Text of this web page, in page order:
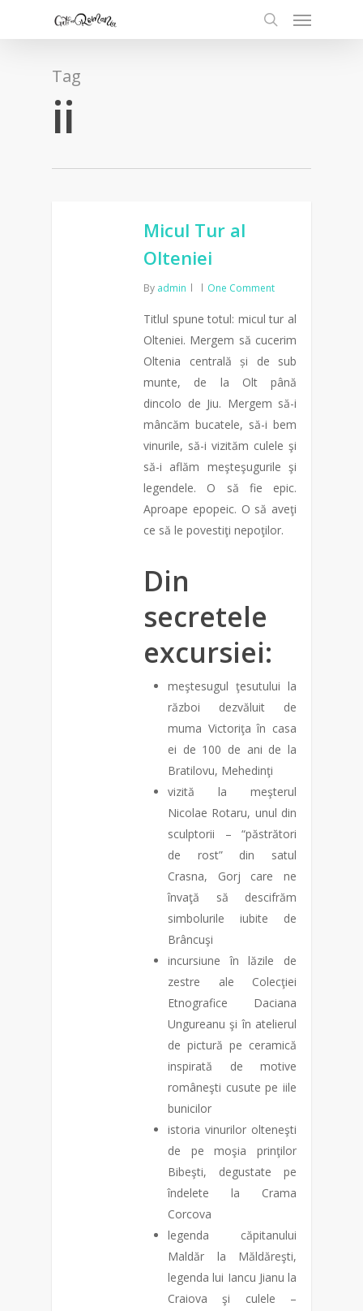
Tag
ii
Micul Tur al
Olteniei
By admin One Comment
Titlul spune totul: micul tur al
Olteniei. Mergem să cucerim
Oltenia centrală și de sub
munte, de la Olt până
dincolo de Jiu. Mergem să-i
mâncăm bucatele, să-i bem
vinurile, să-i vizităm culele şi
să-i aflăm meşteşugurile şi
legendele. O să fie epic.
Aproape epopeic. O să aveţi
ce să le povestiţi nepoţilor.
Din
secretele
excursiei:
meştesugul ţesutului la
război dezvăluit de
muma Victoriţa în casa
ei de 100 de ani de la
Bratilovu, Mehedinţi
vizită la meşterul
Nicolae Rotaru, unul din
sculptorii – “păstrători
de rost” din satul
Crasna, Gorj care ne
învaţă să descifrăm
simbolurile iubite de
Brâncuşi
incursiune în lăzile de
zestre ale Colecţiei
Etnografice Daciana
Ungureanu şi în atelierul
de pictură pe ceramică
inspirată de motive
româneşti cusute pe iile
bunicilor
istoria vinurilor olteneşti
de pe moşia prinţilor
Bibeşti, degustate pe
îndelete la Crama
Corcova
legenda căpitanului
Maldăr la Măldăreşti,
legenda lui Iancu Jianu la
Craiova şi culele –